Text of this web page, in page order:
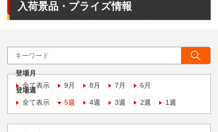
入荷景品・プライズ情報
登場月
全て表示
9月 8月 7月 6月
登場週
全て表示
5週 4週 3週 2週 1週